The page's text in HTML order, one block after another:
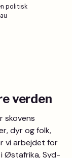
politisk
verden
skovens
dyr og folk,
vi arbejdet for
Østafrika, Syd-